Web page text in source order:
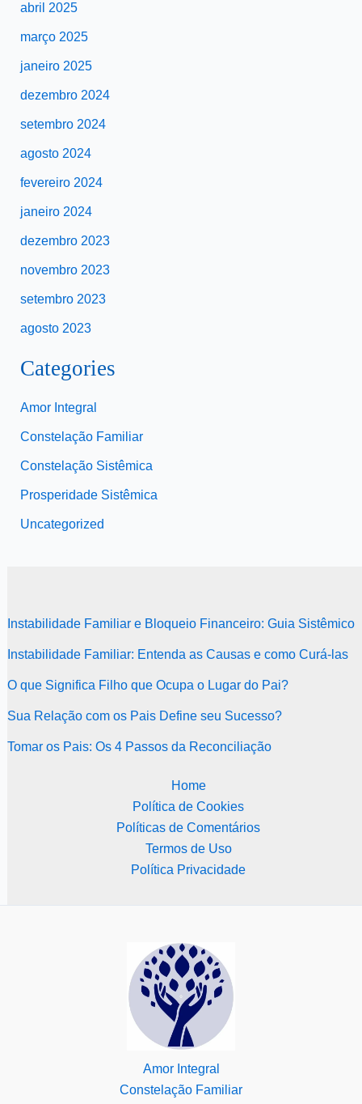
abril 2025
março 2025
janeiro 2025
dezembro 2024
setembro 2024
agosto 2024
fevereiro 2024
janeiro 2024
dezembro 2023
novembro 2023
setembro 2023
agosto 2023
Categories
Amor Integral
Constelação Familiar
Constelação Sistêmica
Prosperidade Sistêmica
Uncategorized
Instabilidade Familiar e Bloqueio Financeiro: Guia Sistêmico
Instabilidade Familiar: Entenda as Causas e como Curá-las
O que Significa Filho que Ocupa o Lugar do Pai?
Sua Relação com os Pais Define seu Sucesso?
Tomar os Pais: Os 4 Passos da Reconciliação
Home
Política de Cookies
Políticas de Comentários
Termos de Uso
Política Privacidade
Amor Integral
Constelação Familiar